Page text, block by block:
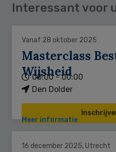
Interessant voor
Vanaf 28 oktober 2025
Masterclass
Wijsheid
00:00 - 00:00
Den Dolder
Meer informatie
16 december 2025, Utrecht